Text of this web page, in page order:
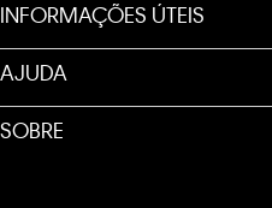
INFORMAÇÕES ÚTEIS
AJUDA
SOBRE